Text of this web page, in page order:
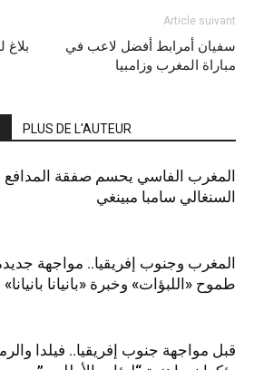
بلاغ
Article suivant
سفيان أمرابط أفضل لاعب في
مباراة المغرب وزامبيا
PLUS DE L'AUTEUR
المغرب الفاسي يحسم صفقة المدافع
السنغالي سامبا مبينغي
المغرب وجنوب إفريقيا.. مواجهة
طموح «اللبؤات» وخبرة «بانيانا بانيانا»
قبل مواجهة جنوب إفريقيا.. فيلدا